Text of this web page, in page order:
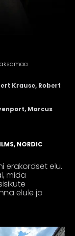
Krause, Robert
Marcus
NORDIC
erakordset elu.
mida
elule ja